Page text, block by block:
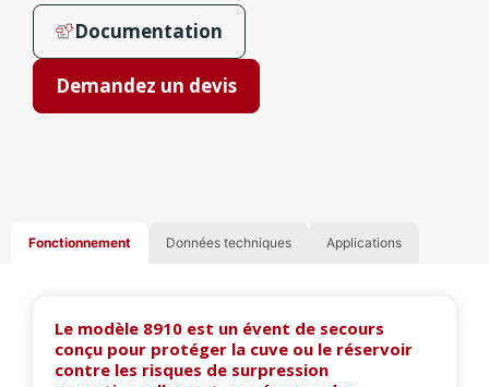
Documentation
Demandez un devis
Fonctionnement Données techniques Applications
Le modèle 8910 est un évent de secours
conçu pour protéger la cuve ou le réservoir
contre les risques de surpression